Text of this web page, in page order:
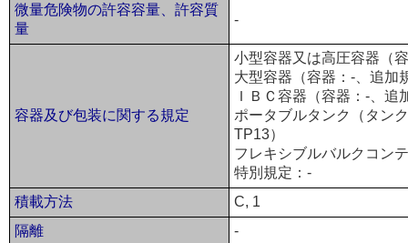
微量危険物の許容容量、許容質
量
-
容器及び包装に関する規定
小型容器又は高圧容器（
大型容器（容器：-、追加
ＩＢＣ容器（容器：-、追
ポータブルタンク（タン
TP13）
フレキシブルバルクコン
特別規定：-
積載方法
C, 1
隔離
-